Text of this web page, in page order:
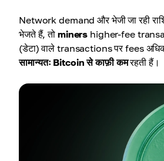
Network demand और भेजी जा रही
भेजते हैं, तो miners higher-fee
(डेटा) वाले transactions पर fees
सामान्यतः Bitcoin से काफ़ी कमरहती हैं।